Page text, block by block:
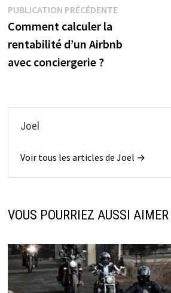
Navigation
de
l’article
PUBLICATION PRÉCÉDENTEPublication
Comment calculer la
rentabilité d’un Airbnb
avec conciergerie ?
Joel
Voir tous les articles de Joel →
VOUS POURRIEZ AUSSI AIMER